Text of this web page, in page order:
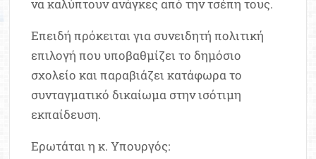
να καλύπτουν ανάγκες από την τσέπη τους.
Επειδή πρόκειται για συνειδητή πολιτική
επιλογή που υποβαθμίζει το δημόσιο
σχολείο και παραβιάζει κατάφωρα το
συνταγματικό δικαίωμα στην ισότιμη
εκπαίδευση.
Ερωτάται η κ. Υπουργός: